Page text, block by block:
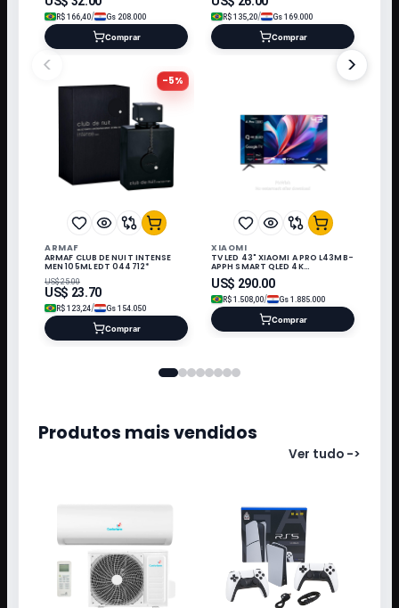
<
R$ 166,40/ Gs 208.000
Comprar
R$ 135,20/ Gs 169.000
Comprar
-5%
ARMAF
ARMAF CLUB DE NUIT INTENSE
MEN 105ML EDT 044712*
US$25.00
US$ 23.70
R$ 123,24/ Gs 154.050
Comprar
XIAOMI
TV LED 43" XIAOMI A PRO L43MB-
APPH SMART QLED 4K
UHD/GOOGLE TV 26
US$ 290.00
R$ 1.508,00/ Gs 1.885.000
Comprar
>
Produtos mais vendidos
Ver tudo ->